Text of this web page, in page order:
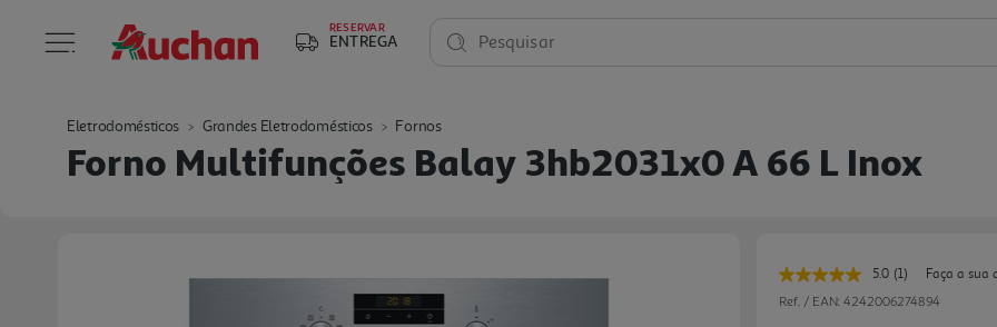
RESERVAR
ENTREGA Pesquisar
Eletrodomésticos Grandes Eletrodomésticos Fornos
Forno Multifunções Balay 3hb2031x0 A 66 L Inox
5.0 Leu
uma
(1)
Faça a sua
Ref. / EAN: 4242006274894